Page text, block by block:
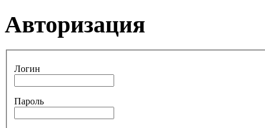
Авторизация
Логин
Пароль